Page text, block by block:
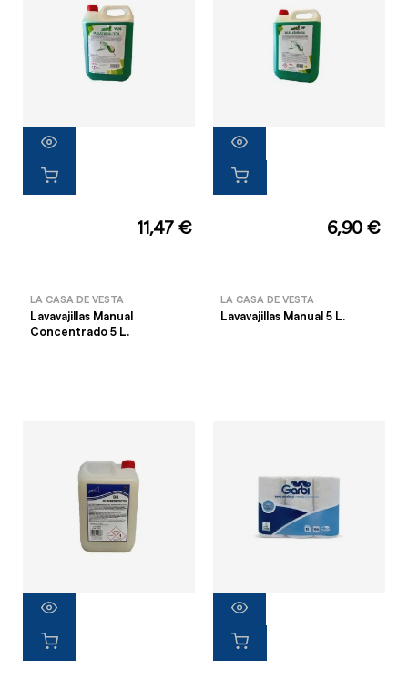
11,47 €
LA CASA DE VESTA
Lavavajillas Manual
Concentrado 5 L.
6,90 €
LA CASA DE VESTA
Lavavajillas Manual 5 L.